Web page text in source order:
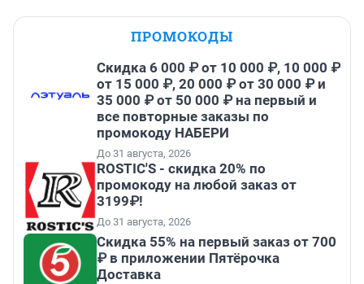
ПРОМОКОДЫ
Скидка 6 000 ₽ от 10 000 ₽, 10 000 ₽
от 15 000 ₽, 20 000 ₽ от 30 000 ₽ и
35 000 ₽ от 50 000 ₽ на первый и
все повторные заказы по
промокоду НАБЕРИ
До 31 августа, 2026
ROSTIC'S - скидка 20% по
промокоду на любой заказ от
3199₽!
До 31 августа, 2026
Скидка 55% на первый заказ от 700
₽ в приложении Пятёрочка
Доставка